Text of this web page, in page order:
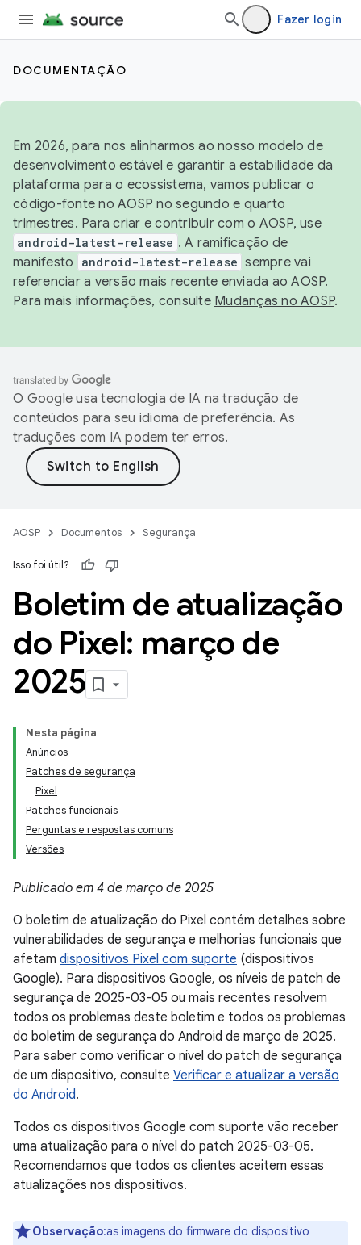
Fazer login
DOCUMENTAÇÃO
Em 2026, para nos alinharmos ao nosso modelo de
desenvolvimento estável e garantir a estabilidade da
plataforma para o ecossistema, vamos publicar o
código-fonte no AOSP no segundo e quarto
trimestres. Para criar e contribuir com o AOSP, use
android-latest-release . A ramificação de
manifesto
android-latest-release sempre vai
referenciar a versão mais recente enviada ao AOSP.
Para mais informações, consulte Mudanças no AOSP.
O Google usa tecnologia de IA na tradução de
conteúdos para seu idioma de preferência. As
traduções com IA podem ter erros.
AOSP Documentos Segurança
Isso foi útil?
Boletim de atualização
do Pixel: março de
2025
Nesta página
Anúncios
Patches de segurança
Pixel
Patches funcionais
Perguntas e respostas comuns
Versões
Publicado em 4 de março de 2025
O boletim de atualização do Pixel contém detalhes sobre
vulnerabilidades de segurança e melhorias funcionais que
afetam dispositivos Pixel com suporte (dispositivos
Google). Para dispositivos Google, os níveis de patch de
segurança de 2025-03-05 ou mais recentes resolvem
todos os problemas deste boletim e todos os problemas
do boletim de segurança do Android de março de 2025.
Para saber como verificar o nível do patch de segurança
de um dispositivo, consulte Verificar e atualizar a versão
do Android.
Todos os dispositivos Google com suporte vão receber
uma atualização para o nível do patch 2025-03-05.
Recomendamos que todos os clientes aceitem essas
atualizações nos dispositivos.
Observação:as imagens do firmware do dispositivo